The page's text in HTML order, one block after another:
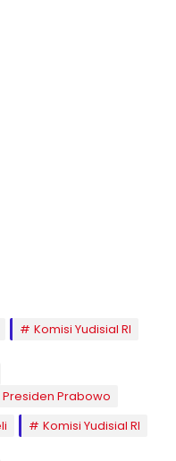
Komisi Yudisial RI
Presiden Prabowo
Komisi Yudisial RI